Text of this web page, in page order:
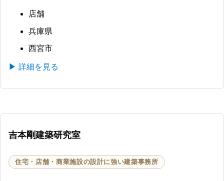
店舗
兵庫県
西宮市
▶ 詳細を見る
吉本剛建築研究室
住宅・店舗・商業施設の設計に強い建築事務所